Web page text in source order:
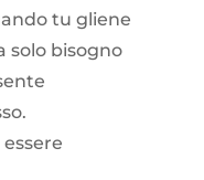
tu gliene
solo bisogno